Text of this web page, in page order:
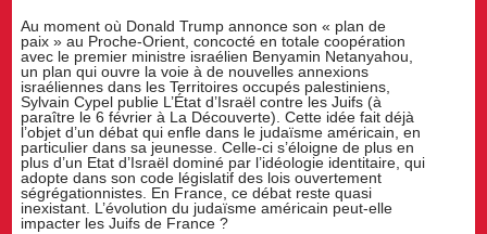
Au moment où Donald Trump annonce son « plan de
paix » au Proche-Orient, concocté en totale coopération
avec le premier ministre israélien Benyamin Netanyahou,
un plan qui ouvre la voie à de nouvelles annexions
israéliennes dans les Territoires occupés palestiniens,
Sylvain Cypel publie L’État d’Israël contre les Juifs (à
paraître le 6 février à La Découverte). Cette idée fait déjà
l’objet d’un débat qui enfle dans le judaïsme américain, en
particulier dans sa jeunesse. Celle-ci s’éloigne de plus en
plus d’un Etat d’Israël dominé par l’idéologie identitaire, qui
adopte dans son code législatif des lois ouvertement
ségrégationnistes. En France, ce débat reste quasi
inexistant. L’évolution du judaïsme américain peut-elle
impacter les Juifs de France ?